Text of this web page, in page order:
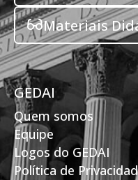
Materiais
GEDAI
Quem somos
Equipe
Logos do GEDAI
Política de